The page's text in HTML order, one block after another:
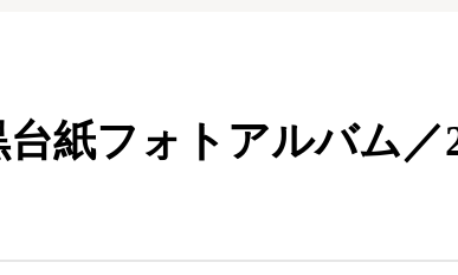
ファイル・
ホルダー用品
学校ソリューション
沿革
台紙フォトアルバム